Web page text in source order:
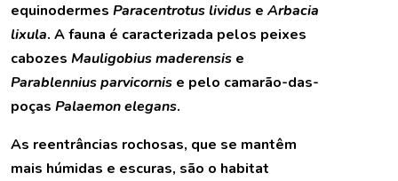
equinodermes Paracentrotus lividus e Arbacia
lixula. A fauna é caracterizada pelos peixes
cabozes Mauligobius maderensis e
Parablennius parvicornis e pelo camarão-das-
poças Palaemon elegans.
As reentrâncias rochosas, que se mantêm
mais húmidas e escuras, são o habitat